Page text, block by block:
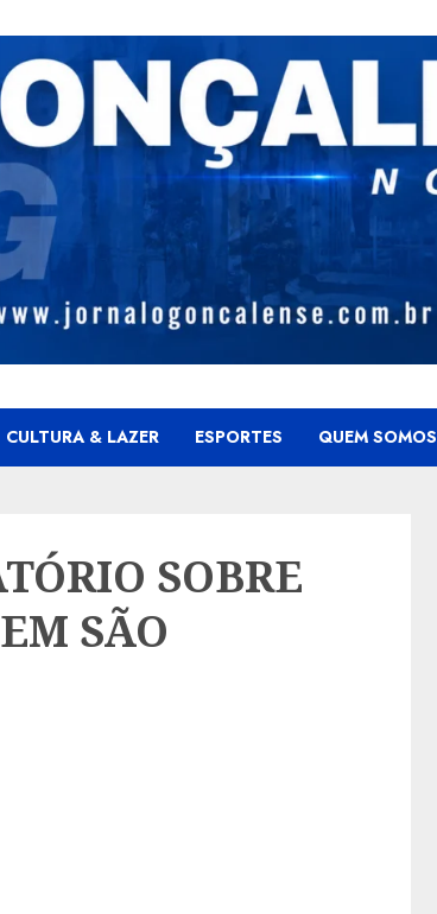
CULTURA & LAZER ESPORTES QUEM SOMOS
SOBRE
SÃO